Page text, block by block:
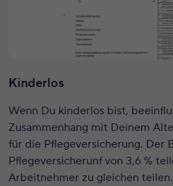
Kinderlos
Wenn Du kinderlos bist,
Zusammenhang mit Deinem
für die Pflegeversicherung. Der
Pflegeversicherunf von 3,6 %
Arbeitnehmer zu gleichen